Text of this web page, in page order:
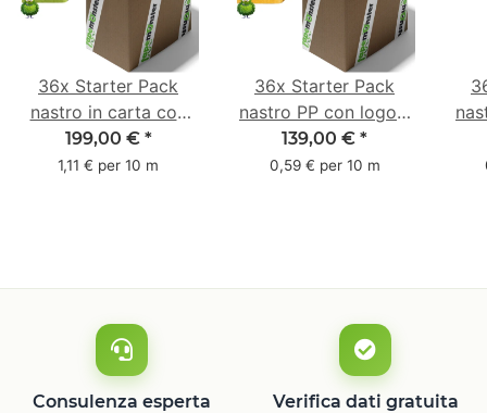
36x Starter Pack
nastro in carta con
logo - 1 colore - 50
mm x 50 m - caucciù
199,00 € *
1,11 € per 10 m
36x Starter Pack
nastro PP con logo -
1 colore - 48 mm x
66 m
139,00 € *
0,59 € per 10 m
Consulenza esperta Verifica dati gratuita